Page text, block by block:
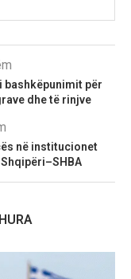
bashkëpunimit për
dhe të rinjve
në institucionet